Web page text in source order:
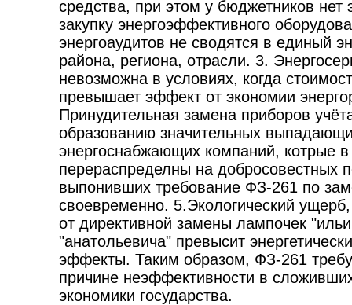
средства, при этом у бюджетников нет
закупку энергоэффективного
энергоаудитов не сводятся в единый
района, региона, отрасли. 3.
невозможна в условиях, когда
превышает эффект от экономии
Принудительная замена приборов
образованию значительных
энергоснабжающих компаний, котрые в
перераспределны на добросовестных
выпонивших требование ФЗ-261 по
своевременно. 5.Экологический
от директивной замены лампочек
"анатольевича" превысит
эффекты. Таким образом, ФЗ-261
причине неэффективности в
экономики государства.